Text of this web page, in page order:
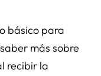
básico para
más sobre
recibir la